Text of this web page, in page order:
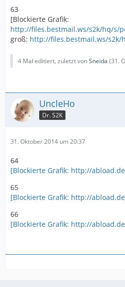
63
[Blockierte Grafik:
http://files.bestmail.ws/s2k/hq/s/
groß: http://files.bestmail.ws/s2k/
4 Mal editiert, zuletzt vonSneida (31.
UncleHo
Dr. S2K
31. Oktober 2014 um 20:37
64
[Blockierte Grafik: http://
65
[Blockierte Grafik: http://
66
[Blockierte Grafik: http://